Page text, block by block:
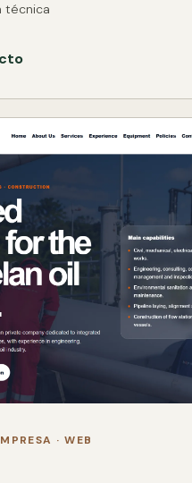
técnica
· WEB